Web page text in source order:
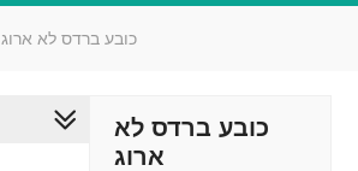
כובע ברדס לא ארוג
כובע ברדס לא
ארוג